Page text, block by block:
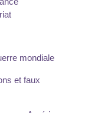
mondiale
et faux